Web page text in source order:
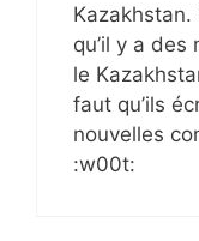
qu’il y a des
le
faut qu’ils
nouvelles
:w00t: